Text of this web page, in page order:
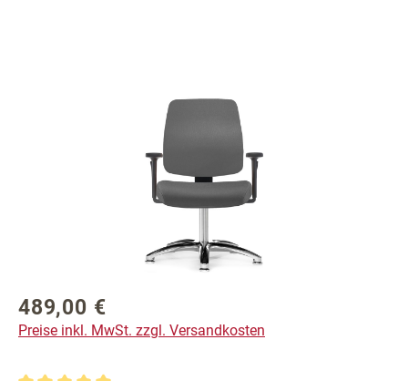
Regulärer Preis:
489,00 €
Preise inkl. MwSt. zzgl. Versandkosten